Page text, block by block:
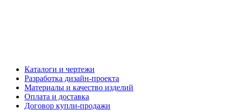
Каталоги и чертежи
Разработка дизайн-проекта
Материалы и качество изделий
Оплата и доставка
Договор купли-продажи